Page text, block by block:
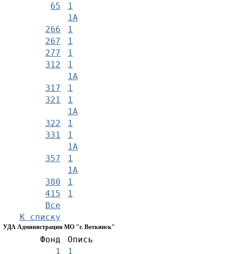
65
1
1А
266
1
267
1
277
1
312
1
1А
317
1
321
1
1А
322
1
331
1
1А
357
1
1А
380
1
415
1
Все
К списку
УДА Администрации МО "г. Воткинск"
Фонд
Опись
1
1